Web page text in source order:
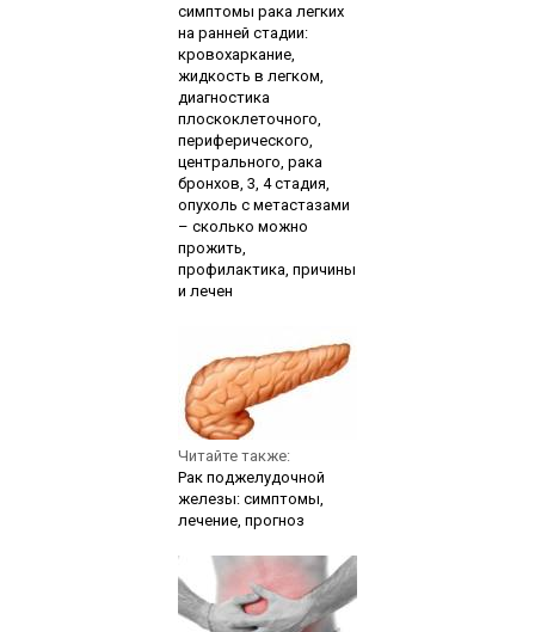
симптомы рака легких
на ранней стадии:
кровохаркание,
жидкость в легком,
диагностика
плоскоклеточного,
периферического,
центрального, рака
бронхов, 3, 4 стадия,
опухоль с метастазами
– сколько можно
прожить,
профилактика, причины
и лечен
Читайте также:
Рак поджелудочной
железы: симптомы,
лечение, прогноз